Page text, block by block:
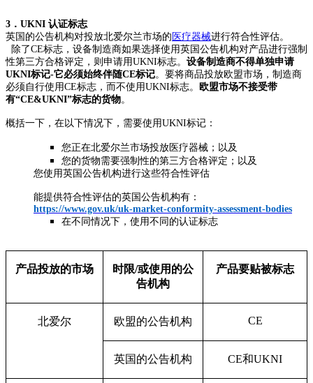
3 ． UKNI 认证标志
英国的公告机构对投放北爱尔兰市场的 医疗器械进行符合性评估。
除了CE标志，设备制造商如果选择使用英国公告机构对产品进行强制
性第三方合格评定，则申请用UKNI标志。 设备制造商不得单独申请
UKNI标记-它必须始终伴随CE标记。要将商品投放欧盟市场，制造商
必须自行使用CE标志，而不使用UKNI标志。
欧盟市场不接受带
有“CE&UKNI”标志的货物。
概括一下，在以下情况下，需要使用UKNI标记：
您正在北爱尔兰市场投放医疗器械；以及
您的货物需要强制性的第三方合格评定；以及
您使用英国公告机构进行这些符合性评估
能提供符合性评估的英国公告机构有：
https://www.gov.uk/uk-market-conformity-assessment-bodies
在不同情况下，使用不同的认证标志
产品投放的市场 时限/或使用的公
告机构
产品要贴被标志
北爱尔 欧盟的公告机构 CE
英国的公告机构 CE和UKNI